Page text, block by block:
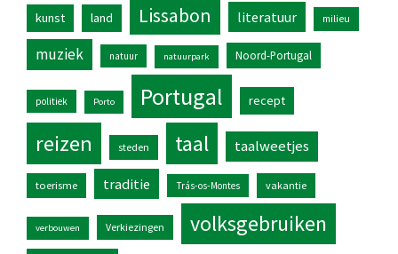
kunst land Lissabon literatuur milieu
muziek natuur natuurpark Noord-Portugal
politiek Porto Portugal recept
reizen steden taal taalweetjes
toerisme traditie Trás-os-Montes vakantie
verbouwen Verkiezingen volksgebruiken